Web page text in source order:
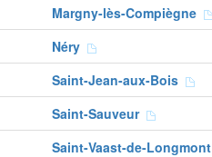
Margny-lès-Compiègne
Néry
Saint-Jean-aux-Bois
Saint-Sauveur
Saint-Vaast-de-Longmont